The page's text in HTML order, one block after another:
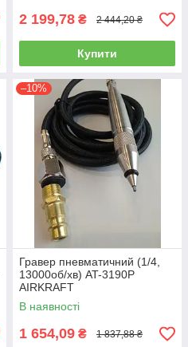
2 199,78 ₴ 2 444,20 ₴
Купити
–10%
Гравер пневматичний (1/4,
13000об/хв) AT-3190P
AIRKRAFT
В наявності
1 654,09 ₴ 1 837,88 ₴